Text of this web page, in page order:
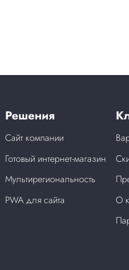
Решения
Сайт компании
Готовый интернет-магазин
Мультирегиональность
PWA для сайта
О